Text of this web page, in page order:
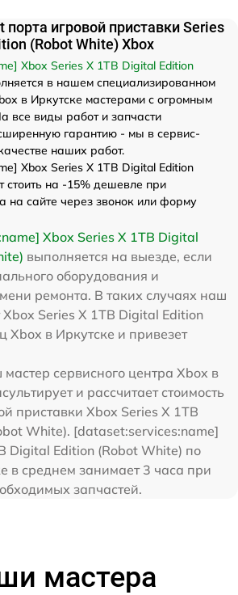
игровой приставки Series
(Robot White) Xbox
Xbox Series X 1TB Digital Edition
в нашем специализированном
в Иркутске мастерами с огромным
все виды работ и запчасти
гарантию - мы в сервис-
наших работ.
Xbox Series X 1TB Digital Edition
стоить на -15% дешевле при
на сайте через звонок или форму
Xbox Series X 1TB Digital
выполняется на выезде, если
оборудования и
ремонта. В таких случаях наш
Xbox Series X 1TB Digital Edition
Xbox в Иркутске и привезет
сервисного центра Xbox в
и рассчитает стоимость
приставки Xbox Series X 1TB
White). [dataset:services:name]
Digital Edition (Robot White) по
в среднем занимает 3 часа при
запчастей.
мастера